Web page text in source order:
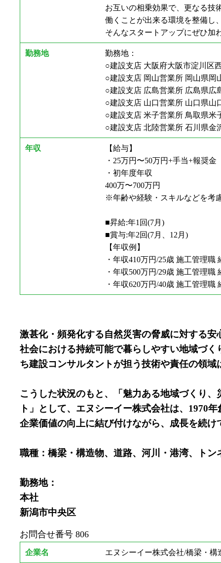
お互いの相乗効果で、更なる技
働くことが出来る環境を整備し
そんなスタートアップにぜひ加
勤務地
勤務地：
○建設支店 大阪府大阪市淀川区
○建設支店 岡山営業所 岡山県岡
○建設支店 広島営業所 広島県広
○建設支店 山口営業所 山口県山
○建設支店 米子営業所 鳥取県米
○建設支店 北陸営業所 石川県金
年収
【給与】
・25万円〜50万円+手当+報奨金
・初年度年収
400万〜700万円
※年齢や経験・スキルなどを考
■昇給:年1回(7月)
■賞与:年2回(7月、12月)
【年収例】
・年収410万円/25歳 施工管理
・年収500万円/29歳 施工管理
・年収620万円/40歳 施工管理
激甚化・頻発化する自然災害の脅威に対する
社会における持続可能で暮らしやすい地域づ
ち建設コンサルタントが担う技術や責任の領
こうした状況のもと、「魅力ある地域づくり
ト」として、エヌシーイー株式会社は、1970
企業価値の向上に結び付けながら、成長を続け
職種：橋梁・構造物、道路、河川・港湾、トン
勤務地：
本社
新潟市中央区
お問合せ番号 806
企業名 エヌシーイー株式会社/橋梁・